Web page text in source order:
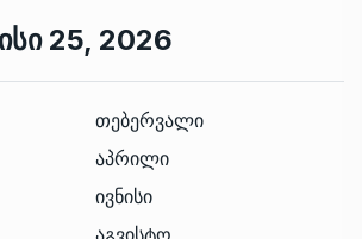
25, 2026
თებერვალი
აპრილი
ივნისი
აგვისტო